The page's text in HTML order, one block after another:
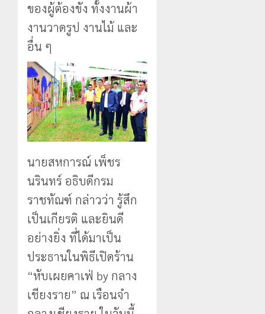
ของผู้ต้องขัง ทั้งงานผ้า
งานวาดรูป งานไม้ และ
อื่น ๆ
นายสหการณ์ เพ็ชร
นรินทร์ อธิบดีกรม
ราชทัณฑ์ กล่าวว่า รู้สึก
เป็นเกียรติ และยินดี
อย่างยิ่ง ที่ได้มาเป็น
ประธานในพิธีเปิดร้าน
“หับเผยคาเฟ่ by กลาง
เชียงราย” ณ เรือนจำ